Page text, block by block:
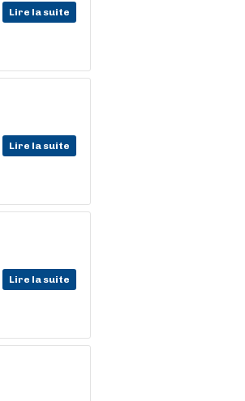
Lire la suite
Lire la suite
Lire la suite